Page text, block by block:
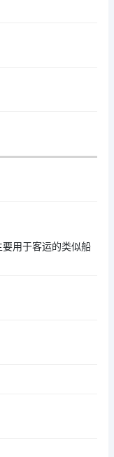
用于客运的类似船